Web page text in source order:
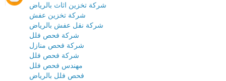
شركة تخزين اثاث بالرياض
شركة تخزين عفش
شركة نقل عفش بالرياض
شركة فحص فلل
شركة فحص منازل
شركة فحص فلل
مهندس فحص فلل
فحص فلل بالرياض